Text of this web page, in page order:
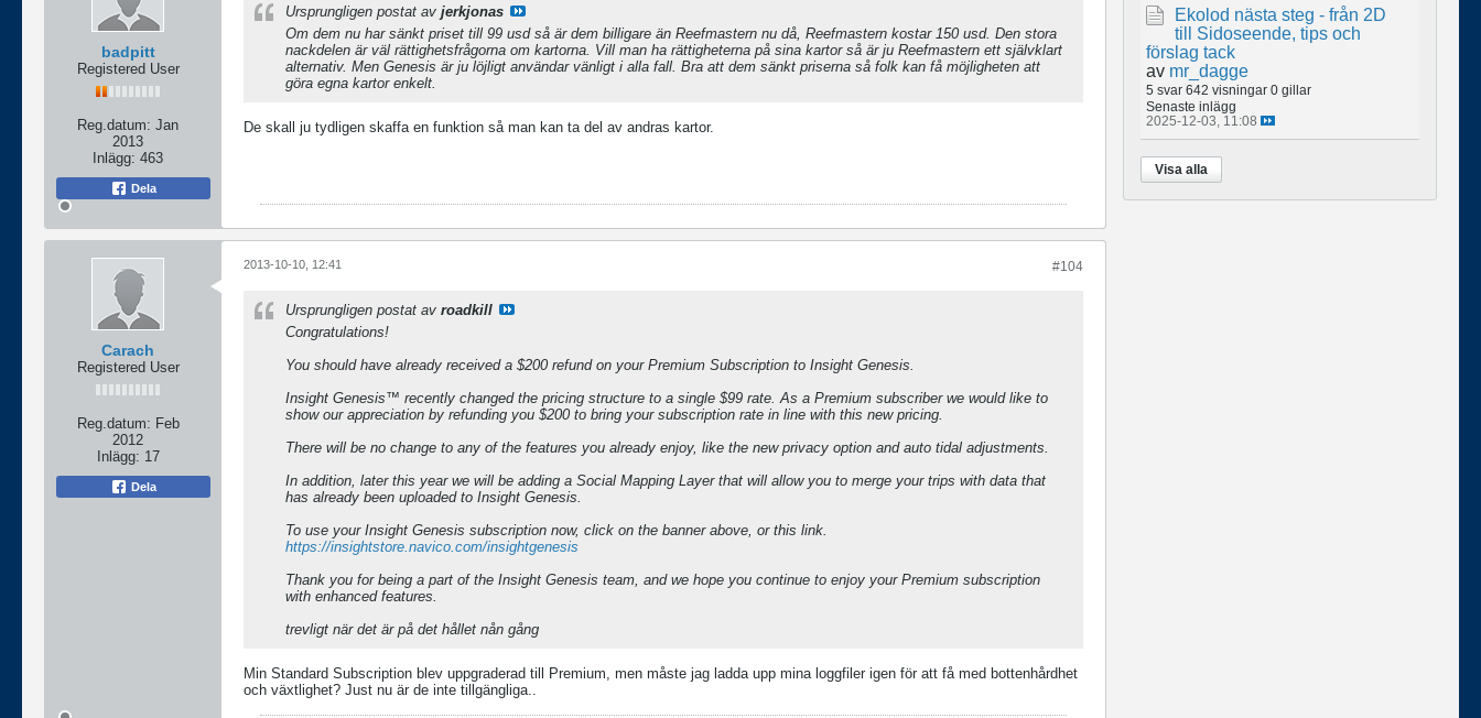
badpitt
Registered User
Reg.datum: Jan
2013
Inlägg: 463
Dela
Ursprungligen postat av jerkjonas
Om dem nu har sänkt priset till 99 usd så är dem billigare än Reefmastern nu då, Reefmastern kostar 150 usd. Den stora
nackdelen är väl rättighetsfrågorna om kartorna. Vill man ha rättigheterna på sina kartor så är ju Reefmastern ett självklart
alternativ. Men Genesis är ju löjligt användar vänligt i alla fall. Bra att dem sänkt priserna så folk kan få möjligheten att
göra egna kartor enkelt.
De skall ju tydligen skaffa en funktion så man kan ta del av andras kartor.
Carach
Registered User
Reg.datum: Feb
2012
Inlägg: 17
Dela
#104
2013-10-10, 12:41
Ursprungligen postat av roadkill
Congratulations!
You should have already received a $200 refund on your Premium Subscription to Insight Genesis.
Insight Genesis™ recently changed the pricing structure to a single $99 rate. As a Premium subscriber we would like to
show our appreciation by refunding you $200 to bring your subscription rate in line with this new pricing.
There will be no change to any of the features you already enjoy, like the new privacy option and auto tidal adjustments.
In addition, later this year we will be adding a Social Mapping Layer that will allow you to merge your trips with data that
has already been uploaded to Insight Genesis.
To use your Insight Genesis subscription now, click on the banner above, or this link.
https://insightstore.navico.com/insightgenesis
Thank you for being a part of the Insight Genesis team, and we hope you continue to enjoy your Premium subscription
with enhanced features.
trevligt när det är på det hållet nån gång
Min Standard Subscription blev uppgraderad till Premium, men måste jag ladda upp mina loggfiler igen för att få med bottenhårdhet
och växtlighet? Just nu är de inte tillgängliga..
Ekolod nästa steg - från 2D
till Sidoseende, tips och
förslag tack
av mr_dagge
5 svar 642 visningar 0 gillar
Senaste inlägg
2025-12-03, 11:08
Visa alla